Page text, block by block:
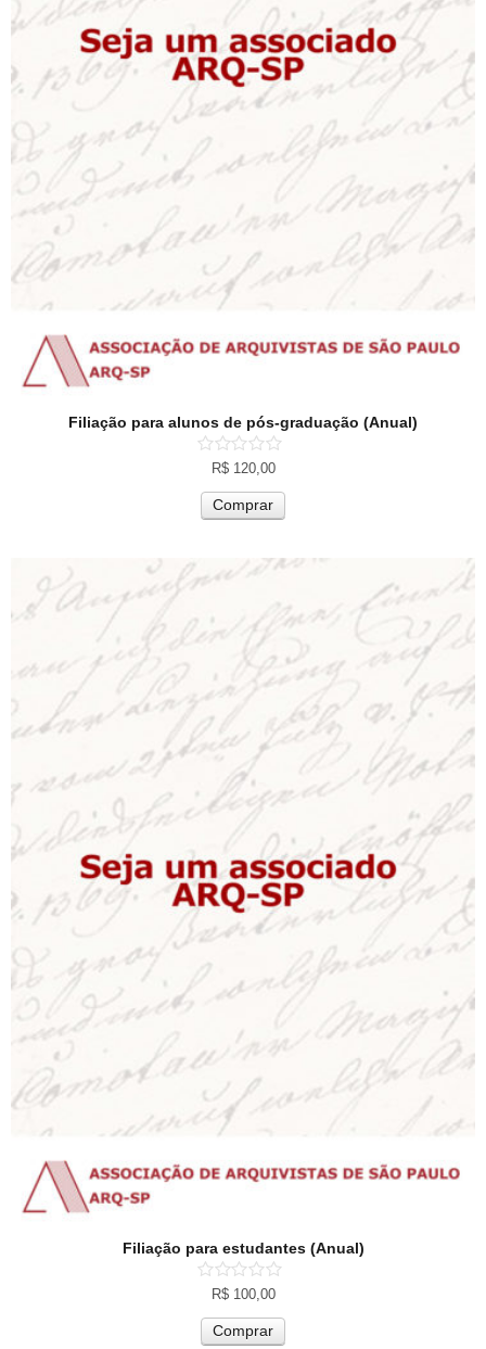
Filiação para alunos de pós-graduação (Anual)
R$120,00
Comprar
Filiação para estudantes (Anual)
R$100,00
Comprar